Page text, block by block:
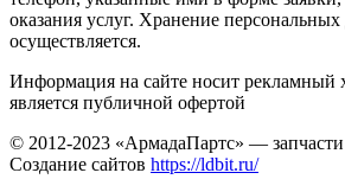
оказания услуг. Хранение
осуществляется.
Информация на сайте носит рекламный
является публичной офертой
© 2012-2023 «АрмадаПартс» — запчасти
Создание сайтов https://ldbit.ru/